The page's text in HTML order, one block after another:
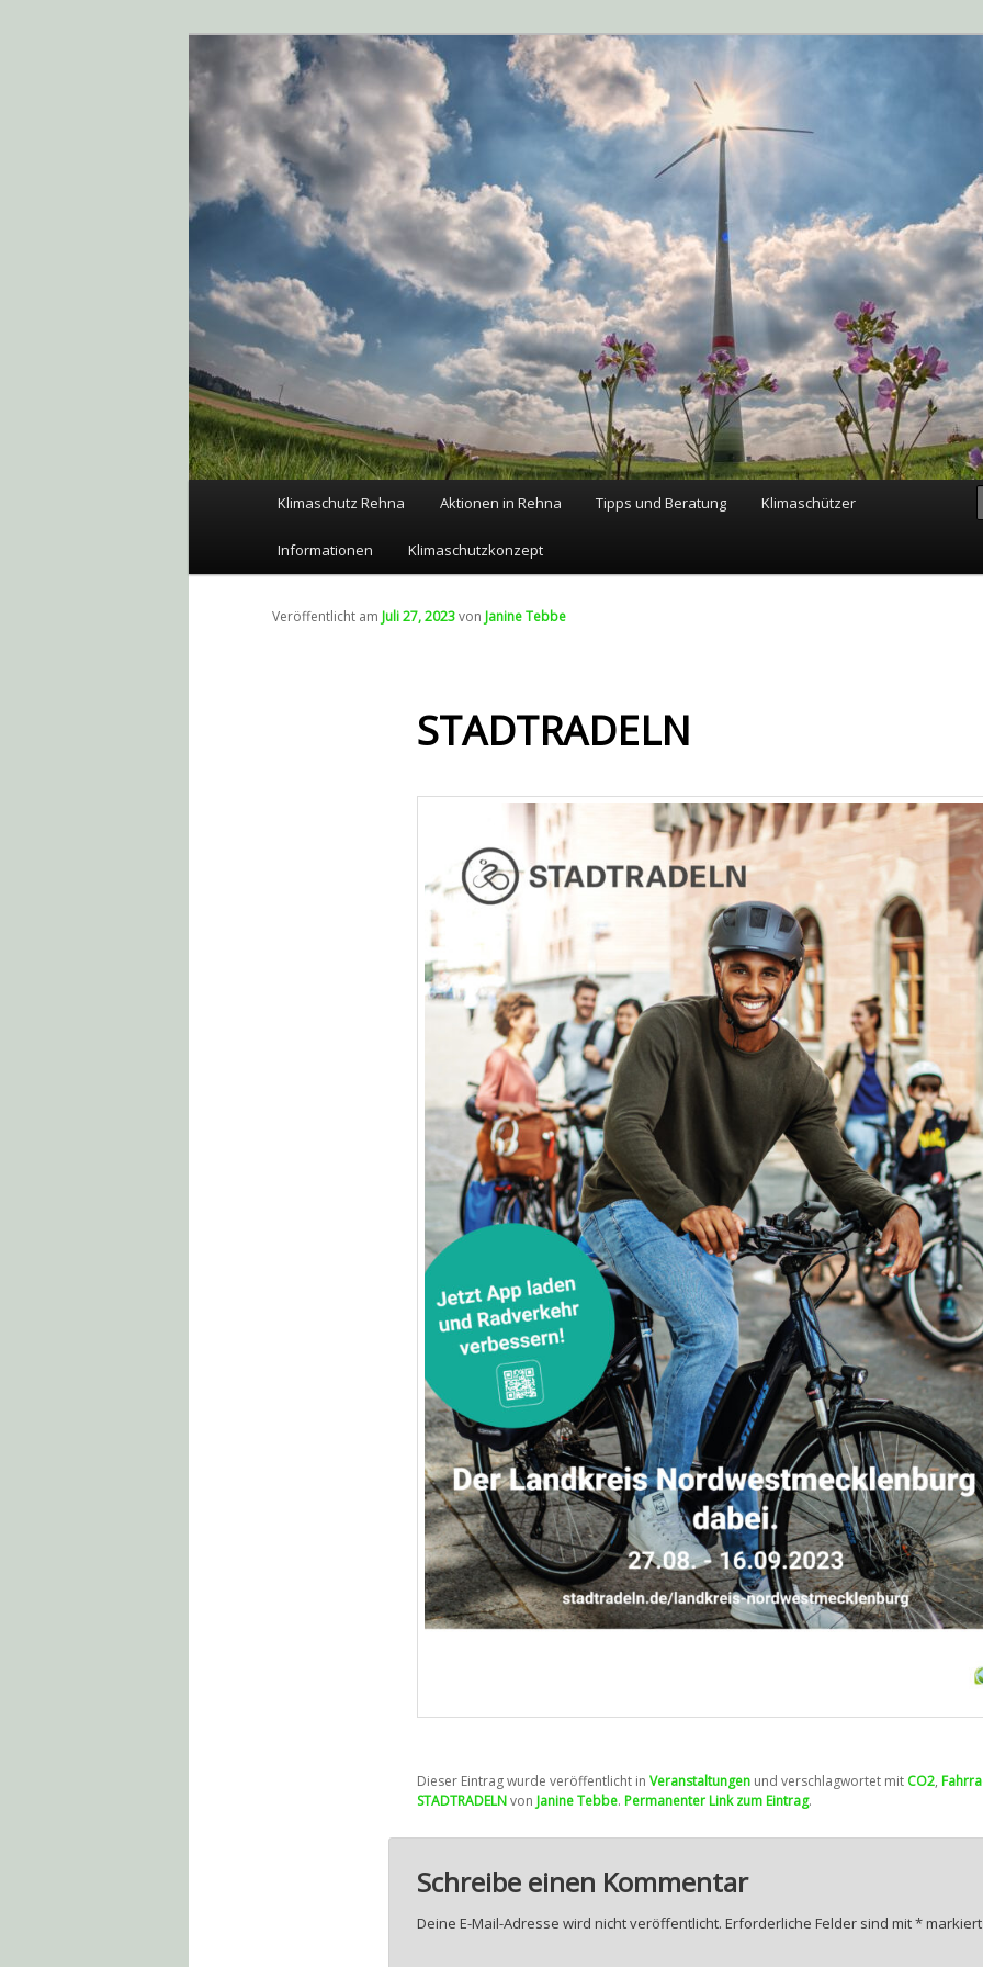
Klimaschutz in der Zukunftsstadt Rehna
Zum
Inhalt
wechseln
Klimaschutz Rehna Aktionen in Rehna Tipps und Beratung Klimaschützer
Informationen Klimaschutzkonzept
STADTRADELN
Veröffentlicht am Juli 27, 2023von Janine Tebbe
Dieser Eintrag wurde veröffentlicht in Veranstaltungenund verschlagwortet mit CO2,
STADTRADELNvon Janine Tebbe. Permanenter Link zum Eintrag.
Schreibe einen Kommentar
Deine E-Mail-Adresse wird nicht veröffentlicht. Erforderliche Felder sind mit*markiert